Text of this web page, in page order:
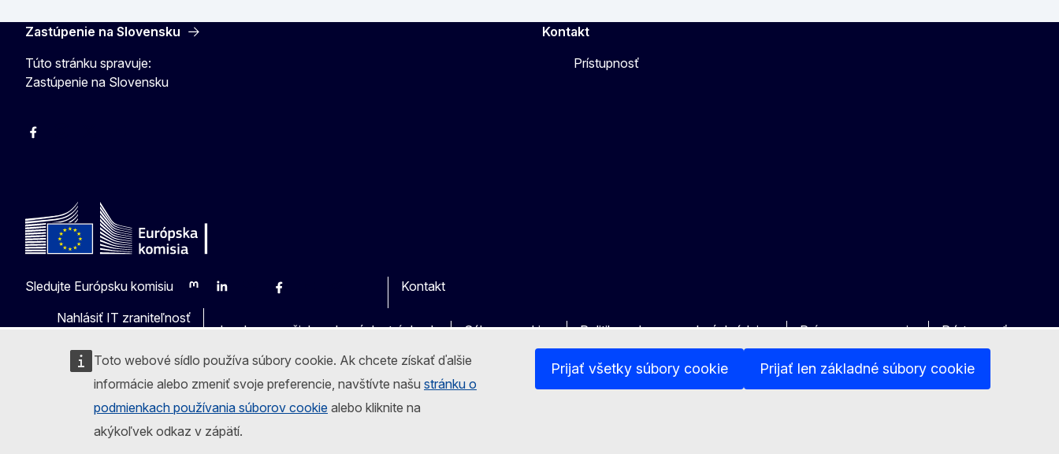
Toto webové sídlo používa súbory cookie. Ak chcete získať ďalšie
informácie alebo zmeniť svoje preferencie, navštívte našu stránku o
podmienkach používania súborov cookie alebo kliknite na
akýkoľvek odkaz v zápätí.
Prijať všetky súbory cookie Prijať len základné súbory cookie
Zastúpenie na Slovensku
Túto stránku spravuje:
Zastúpenie na Slovensku
Facebook
Kontakt
Prístupnosť
Sledujte Európsku komisiu
MastodonLinkedInBlueskyFacebook
Kontakt
Nahlásiť IT zraniteľnosť
Jazyky na našich webových stránkach
Súbory cookies Politika ochrany osobných údajov Právne upozornenie Prístupnosť